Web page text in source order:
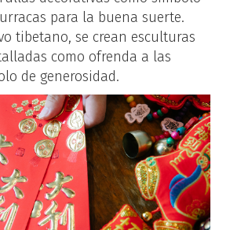
para la buena suerte.
tibetano, se crean esculturas
como ofrenda a las
de generosidad.